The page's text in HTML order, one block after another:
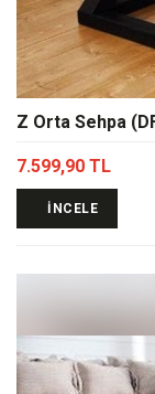
Z Orta Sehpa
7.599,90 TL
İNCELE